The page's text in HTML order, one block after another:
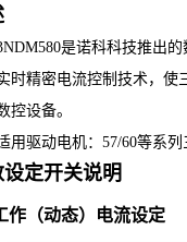
是诺科科技推出的
时精密电流控制技术，使
控设备。
用驱动电机： 57/60等系列
定开关说明
作（动态）电流设定